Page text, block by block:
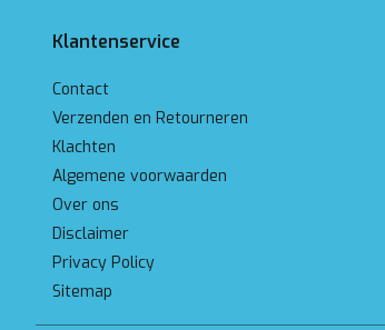
Klantenservice
Contact
Verzenden en Retourneren
Klachten
Algemene voorwaarden
Over ons
Disclaimer
Privacy Policy
Sitemap